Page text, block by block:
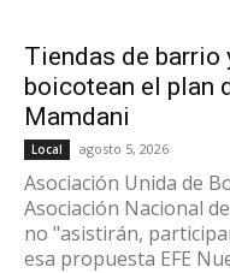
Tiendas de barrio
boicotean el plan
Mamdani
Local agosto 5, 2026
Asociación Unida de
Asociación Nacional
no "asistirán,
esa propuesta EFE